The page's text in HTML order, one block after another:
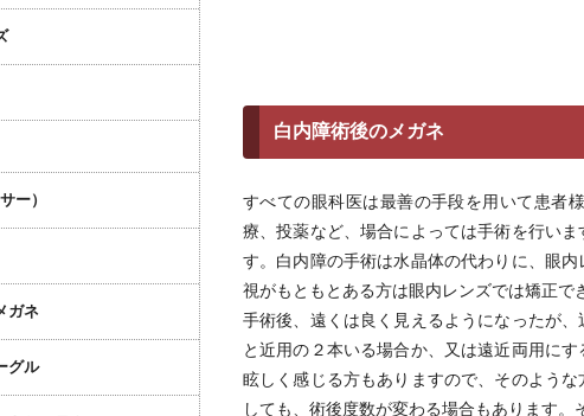
白内障術後のメガネ
すべての眼科医は最善の手段を用いて患者
療、投薬など、場合によっては手術を行い
す。白内障の手術は水晶体の代わりに、眼
視がもともとある方は眼内レンズでは矯正で
手術後、遠くは良く見えるようになったが
と近用の２本いる場合か、又は遠近両用に
眩しく感じる方もありますので、そのよう
しても、術後度数が変わる場合もあります
ー）
ガネ
グル